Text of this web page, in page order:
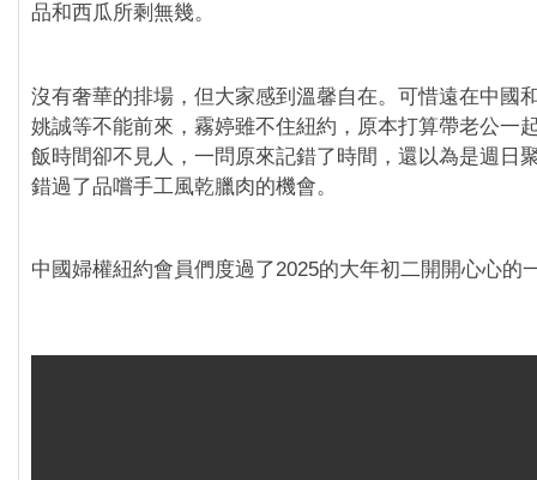
品和西瓜所剩無幾。
沒有奢華的排場，但大家感到溫馨自在。可惜遠在中國
姚誠等不能前來，霧婷雖不住紐約，原本打算帶老公一
飯時間卻不見人，一問原來記錯了時間，還以為是週日
錯過了品嚐手工風乾臘肉的機會。
中國婦權紐約會員們度過了2025的大年初二開開心心的